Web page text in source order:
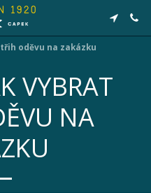
oděvu na zakázku
VYBRAT
NA